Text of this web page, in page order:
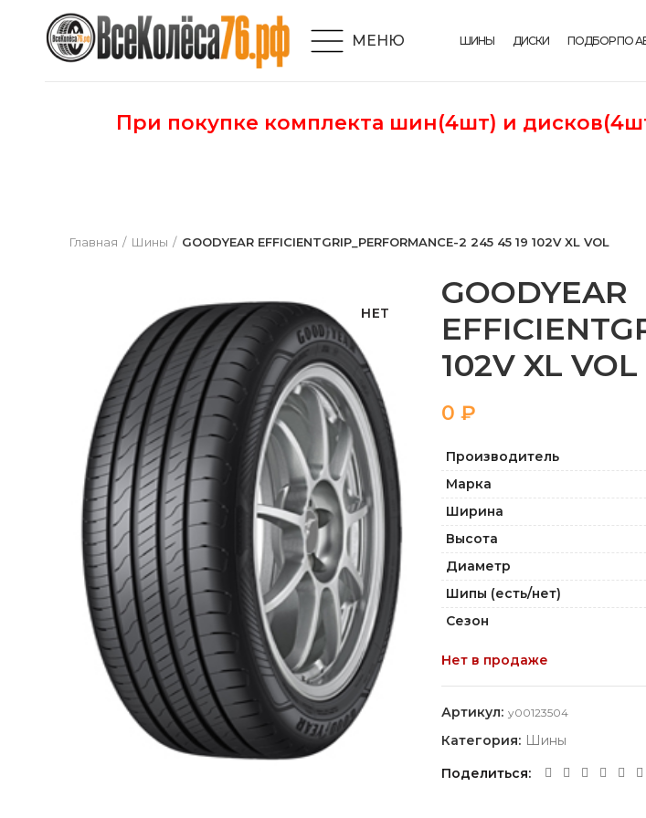
МЕНЮ ШИНЫ ДИСКИ ПОДБОР ПО
При покупке комплекта шин(4шт) и
Главная Шины GOODYEAR EFFICIENTGRIP_PERFORMANCE-2 245 45 19 102V XL VOL
НЕТ
GOODYEAR
102V XL VOL
₽
Производитель
Марка
Ширина
Высота
Диаметр
Шипы (есть/нет)
Сезон
Нет в продаже
Артикул: y00123504
Категория: Шины
Поделиться